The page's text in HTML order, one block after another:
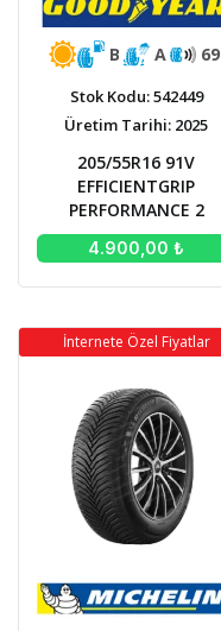
B A 69
Stok Kodu: 542449
Üretim Tarihi: 2025
205/55R16 91V
EFFICIENTGRIP
PERFORMANCE 2
4.900,00 ₺
İnternete Özel Fiyatlar